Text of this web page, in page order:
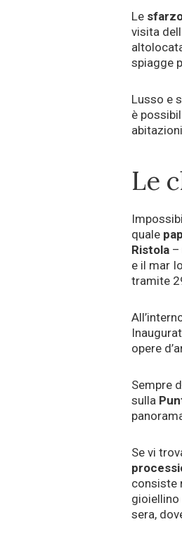
Le
visita
spiagge
Lusso e
è
Le
quale
Ristola –
e il mar
tramite
opere
Sempre
sulla
Se vi
consiste
gioiellino
sera,